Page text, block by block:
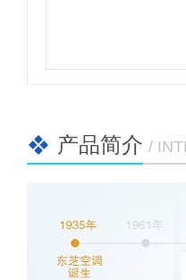
产品简介 /